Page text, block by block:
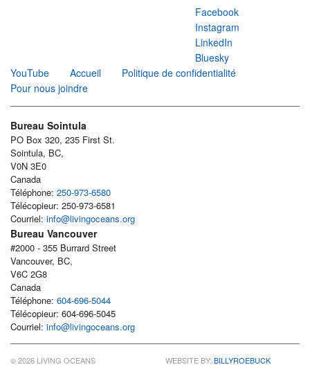
Facebook
Instagram
LinkedIn
Bluesky
YouTube
Accueil
Politique de confidentialité
Pour nous joindre
Bureau Sointula
PO Box 320, 235 First St.
Sointula, BC,
V0N 3E0
Canada
Téléphone: 250-973-6580
Télécopieur: 250-973-6581
Courriel: info@livingoceans.org
Bureau Vancouver
#2000 - 355 Burrard Street
Vancouver, BC,
V6C 2G8
Canada
Téléphone: 604-696-5044
Télécopieur: 604-696-5045
Courriel: info@livingoceans.org
© 2026 LIVING OCEANS WEBSITE BY: BILLYROEBUCK